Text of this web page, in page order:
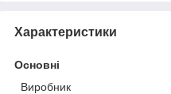
Характеристики
Основні
Виробник